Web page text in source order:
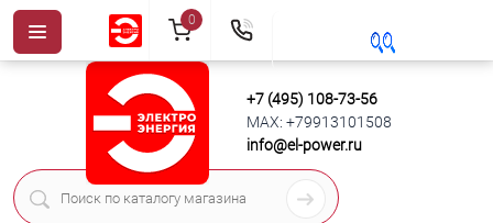
+7 (495) 108-73-56
MAX: +79913101508
info@el-power.ru
0